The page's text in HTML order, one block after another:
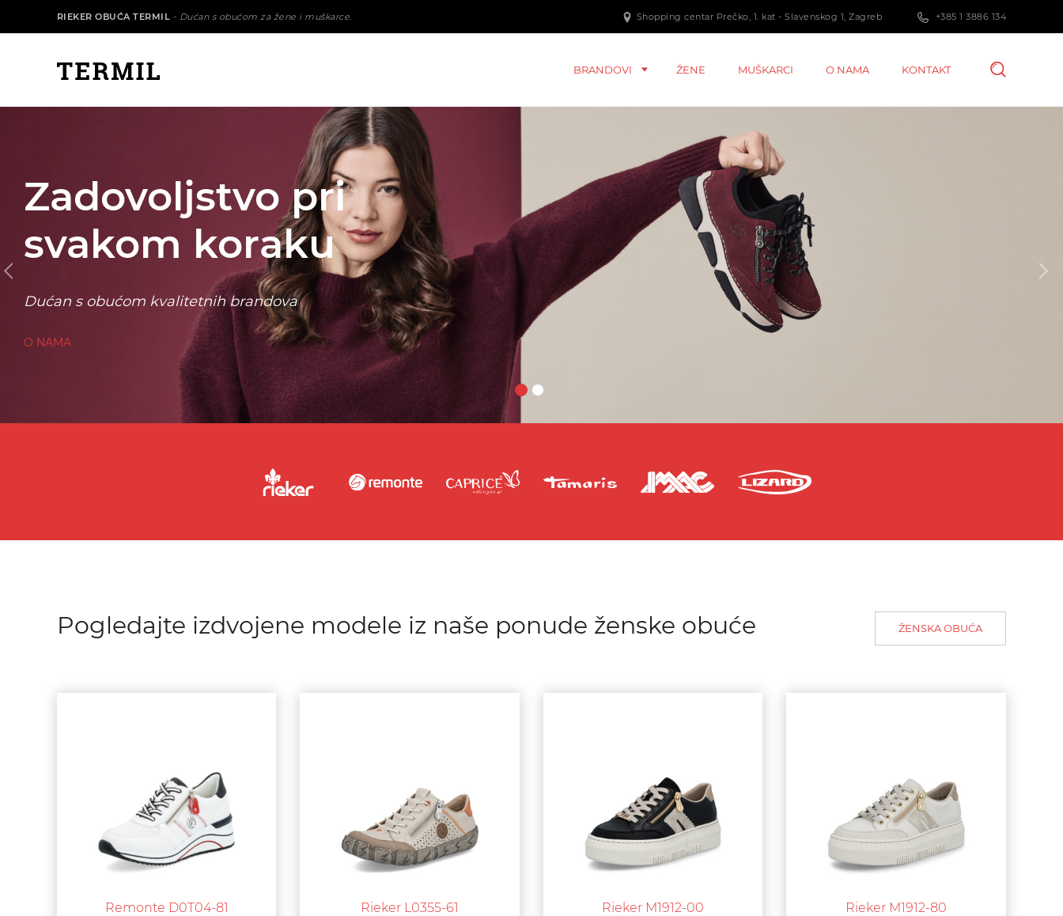
RIEKER OBUĆA TERMIL - Dućan s obućom za žene i muškarce. +385 1 3886 134
Shopping centar Prečko, 1. kat - Slavenskog 1, Zagreb
BRANDOVI ŽENE MUŠKARCI O NAMA KONTAKT
Zadovoljstvo pri
svakom koraku
Dućan s obućom kvalitetnih brandova
O NAMA
Pogledajte izdvojene modele iz naše ponude ženske obuće ŽENSKA OBUĆA
Remonte D0T04-81
Rieker L0355-61
Rieker M1912-00
Rieker M1912-80